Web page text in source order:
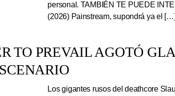
personal. TAMBIÉN TE PUEDE
(2026) Painstream, supondrá ya el […]
TO PREVAIL AGOTÓ
Los gigantes rusos del deathcore